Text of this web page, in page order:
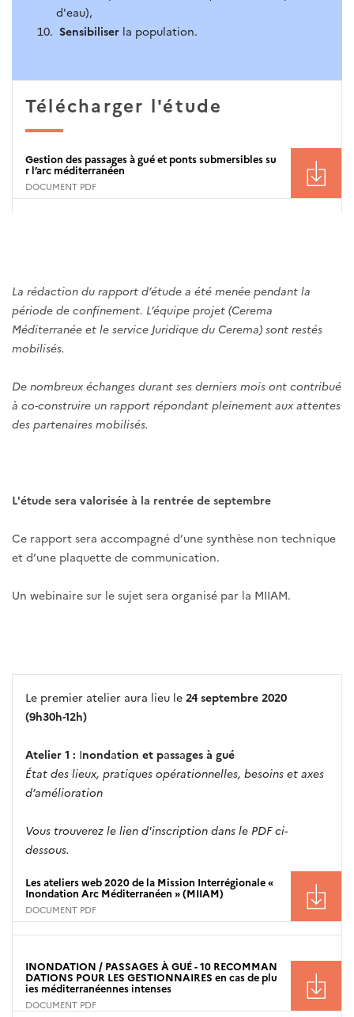
d'eau),
Sensibiliser la population.
Télécharger l'étude
Gestion des passages à gué et ponts submersibles su
r l’arc méditerranéen
DOCUMENT PDF
La rédaction du rapport d’étude a été menée pendant la
période de confinement. L’équipe projet (Cerema
Méditerranée et le service Juridique du Cerema) sont restés
mobilisés.
De nombreux échanges durant ses derniers mois ont contribué
à co-construire un rapport répondant pleinement aux attentes
des partenaires mobilisés.
L'étude sera valorisée à la rentrée de septembre
Ce rapport sera accompagné d’une synthèse non technique
et d’une plaquette de communication.
Un webinaire sur le sujet sera organisé par la MIIAM.
Le premier atelier aura lieu le 24 septembre 2020
(9h30h-12h)
Atelier 1 : Inondation et passages à gué
État des lieux, pratiques opérationnelles, besoins et axes
d’amélioration
Vous trouverez le lien d'inscription dans le PDF ci-
dessous.
Les ateliers web 2020 de la Mission Interrégionale «
Inondation Arc Méditerranéen » (MIIAM)
DOCUMENT PDF
INONDATION / PASSAGES À GUÉ - 10 RECOMMAN
DATIONS POUR LES GESTIONNAIRES en cas de plu
ies méditerranéennes intenses
DOCUMENT PDF